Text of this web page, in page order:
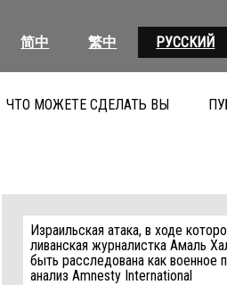
简中 繁中 РУССКИЙ
ЧТО МОЖЕТЕ СДЕЛАТЬ ВЫ
Израильская атака, в ходе
ливанская журналистка Амаль
быть расследована как военное
анализ Amnesty International